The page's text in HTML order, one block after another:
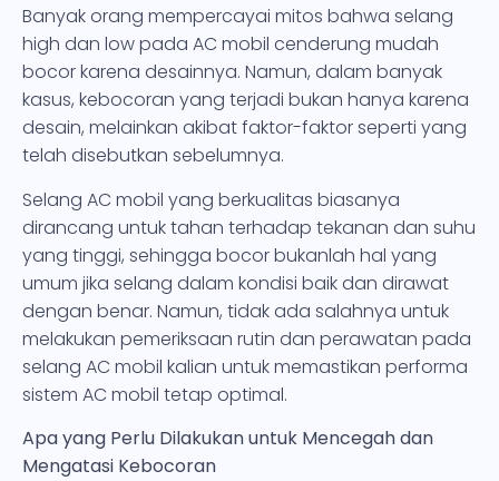
Banyak orang mempercayai mitos bahwa selang
high dan low pada AC mobil cenderung mudah
bocor karena desainnya. Namun, dalam banyak
kasus, kebocoran yang terjadi bukan hanya karena
desain, melainkan akibat faktor-faktor seperti yang
telah disebutkan sebelumnya.
Selang AC mobil yang berkualitas biasanya
dirancang untuk tahan terhadap tekanan dan suhu
yang tinggi, sehingga bocor bukanlah hal yang
umum jika selang dalam kondisi baik dan dirawat
dengan benar. Namun, tidak ada salahnya untuk
melakukan pemeriksaan rutin dan perawatan pada
selang AC mobil kalian untuk memastikan performa
sistem AC mobil tetap optimal.
Apa yang Perlu Dilakukan untuk Mencegah dan
Mengatasi Kebocoran